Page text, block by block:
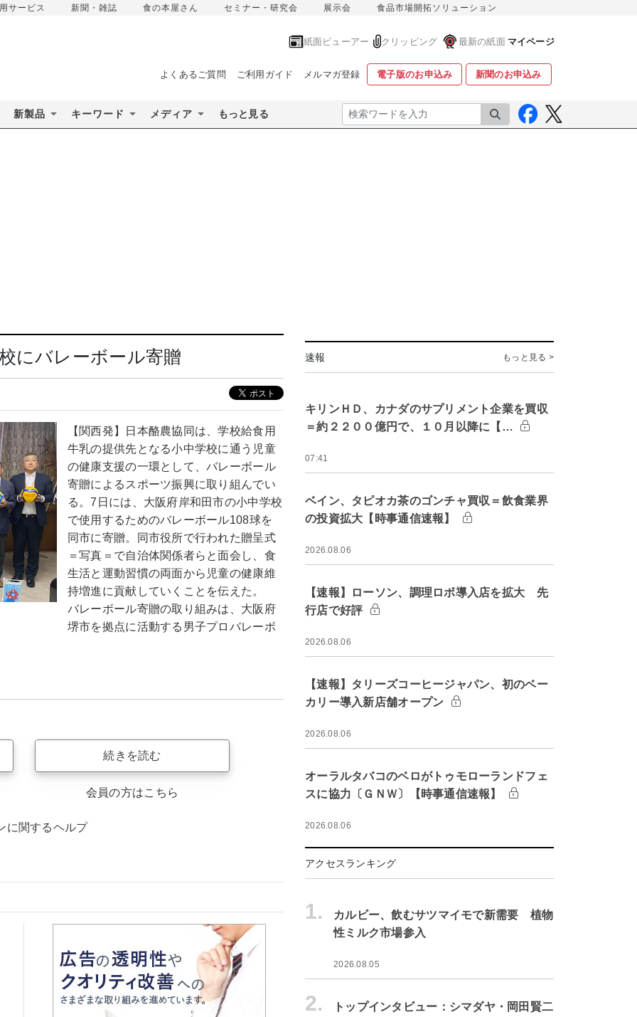
サービス 新聞・雑誌 食の本屋さん セミナー・研究会 展示会 食品市場開拓ソリューション
紙面ビューアー クリッピング 最新の紙面 マイページ
よくあるご質問 ご利用ガイド メルマガ登録 電子版のお申込み 新聞のお申込み
新製品 キーワード メディア もっと見る 検索
にバレーボール寄贈
【関西発】日本酪農協同は、学校給食用
牛乳の提供先となる小中学校に通う児童
の健康支援の一環として、バレーボール
寄贈によるスポーツ振興に取り組んでい
る。7日には、大阪府岸和田市の小中学校
で使用するためのバレーボール108球を
同市に寄贈。同市役所で行われた贈呈式
＝写真＝で自治体関係者らと面会し、食
生活と運動習慣の両面から児童の健康維
持増進に貢献していくことを伝えた。
バレーボール寄贈の取り組みは、大阪府
堺市を拠点に活動する男子プロバレーボ
続きを読む
会員の方はこちら
に関するヘルプ
速報 もっと見る >
キリンＨＤ、カナダのサプリメント企業を買収
＝約２２００億円で、１０月以降に【…
07:41
ベイン、タピオカ茶のゴンチャ買収＝飲食業界
の投資拡大【時事通信速報】
2026.08.06
【速報】ローソン、調理ロボ導入店を拡大 先
行店で好評
2026.08.06
【速報】タリーズコーヒージャパン、初のベー
カリー導入新店舗オープン
2026.08.06
オーラルタバコのベロがトゥモローランドフェ
スに協力〔ＧＮＷ〕【時事通信速報】
2026.08.06
アクセスランキング
1.
カルビー、飲むサツマイモで新需要 植物
性ミルク市場参入
2026.08.05
2.
トップインタビュー：シマダヤ・岡田賢二